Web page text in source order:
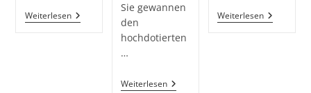
WeiterlesenSchülersprecherwahl
2020
Sie gewannen
den
hochdotierten
…
WeiterlesenGewinner
Weiterlesen„Voll
Sozial